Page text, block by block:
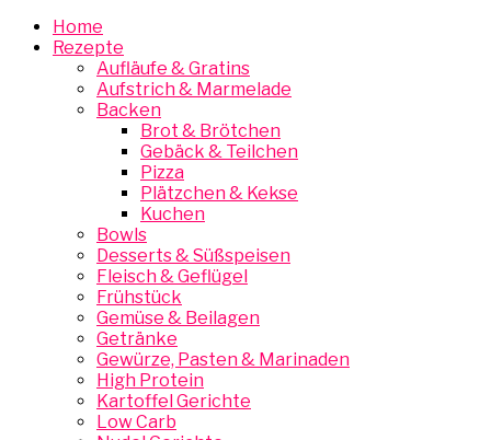
Home
Rezepte
Aufläufe & Gratins
Aufstrich & Marmelade
Backen
Brot & Brötchen
Gebäck & Teilchen
Pizza
Plätzchen & Kekse
Kuchen
Bowls
Desserts & Süßspeisen
Fleisch & Geflügel
Frühstück
Gemüse & Beilagen
Getränke
Gewürze, Pasten & Marinaden
High Protein
Kartoffel Gerichte
Low Carb